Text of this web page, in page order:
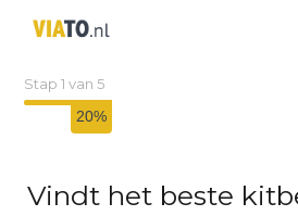
Stap1 van5
20%
Vindt het beste